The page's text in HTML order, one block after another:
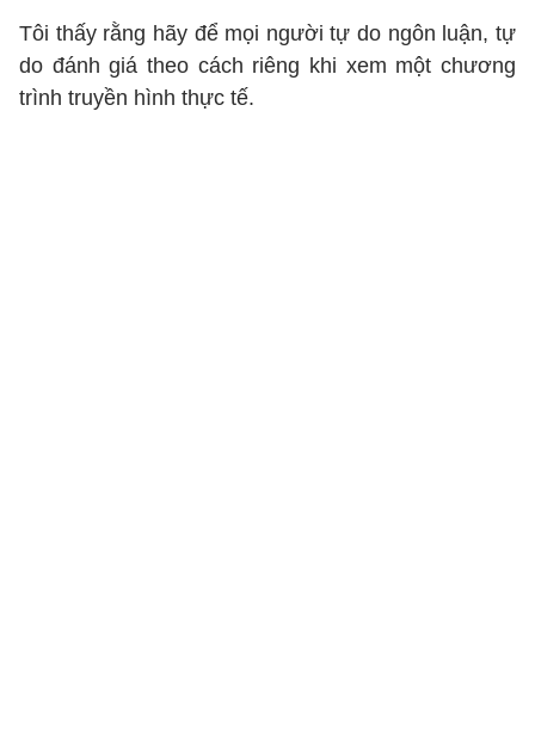
Tôi thấy rằng hãy để mọi người tự do ngôn luận, tự
do đánh giá theo cách riêng khi xem một chương
trình truyền hình thực tế.